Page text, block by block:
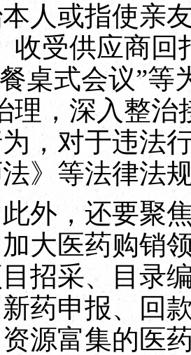
人或指使亲
收受供应商回
桌式会议”等
理，深入整
，对于违法
》等法律法
，还要聚焦
大医药购销
招采、目录
药申报、回
源富集的医